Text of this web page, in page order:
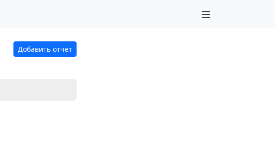
Добавить отчет